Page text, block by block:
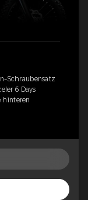
Schraubensatz
6 Days
hinteren